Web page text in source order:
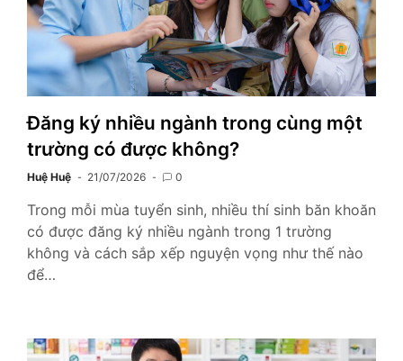
Đăng ký nhiều ngành trong cùng một
trường có được không?
Huệ Huệ 21/07/2026 0
Trong mỗi mùa tuyển sinh, nhiều thí sinh băn khoăn
có được đăng ký nhiều ngành trong 1 trường
không và cách sắp xếp nguyện vọng như thế nào
để…